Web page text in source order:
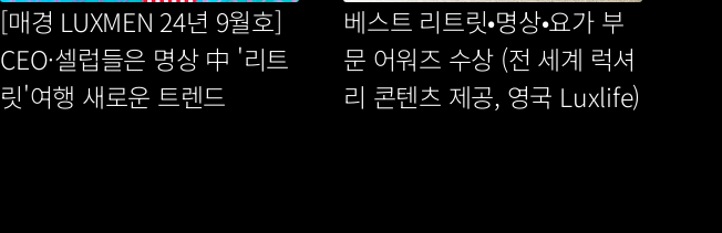
[매경 LUXMEN 24년 9월호]
CEO·셀럽들은 명상 中 '리트
릿'여행 새로운 트렌드
베스트 리트릿•명상•요가 부
문 어워즈 수상 (전 세계 럭셔
리 콘텐츠 제공, 영국 Luxlife)